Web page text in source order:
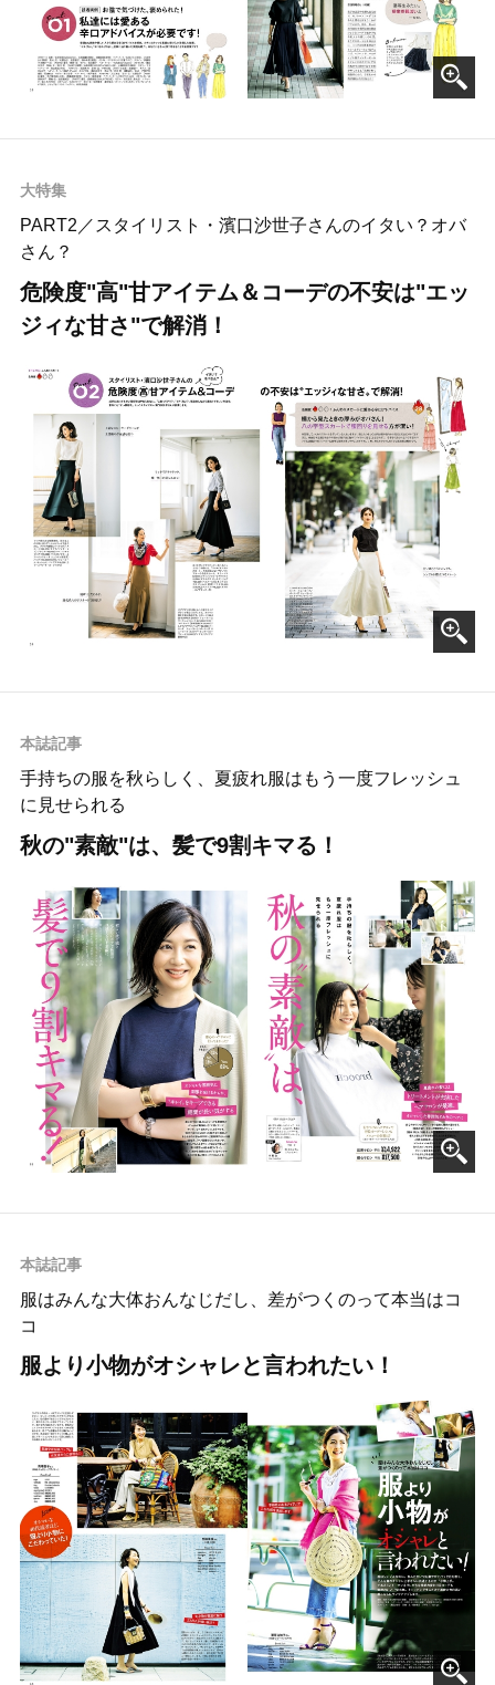
大特集
PART2／スタイリスト・濱口沙世子さんのイタい？オバ
さん？
危険度"高"甘アイテム＆コーデの不安は"エッ
ジィな甘さ"で解消！
本誌記事
手持ちの服を秋らしく、夏疲れ服はもう一度フレッシュ
に見せられる
秋の"素敵"は、髪で9割キマる！
本誌記事
服はみんな大体おんなじだし、差がつくのって本当はコ
コ
服より小物がオシャレと言われたい！